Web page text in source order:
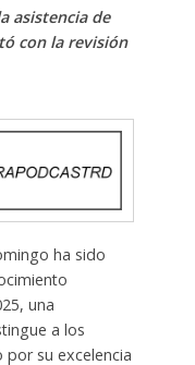
asistencia de
con la revisión
ha sido
una
a los
su excelencia